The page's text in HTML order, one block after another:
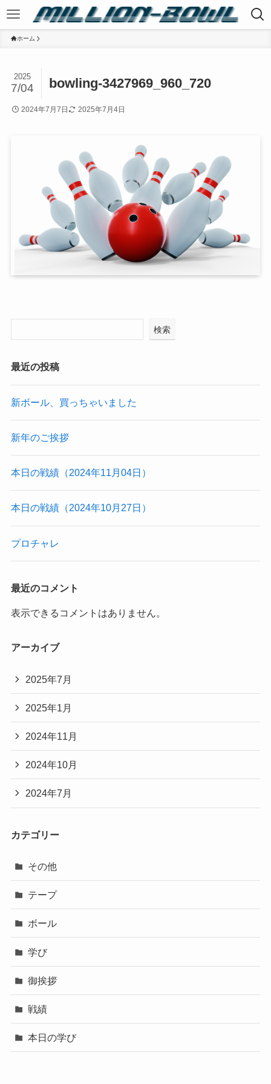
ホーム
bowling-3427969_960_720
2025
7/04
2024年7月7日 2025年7月4日
検索
最近の投稿
新ボール、買っちゃいました
新年のご挨拶
本日の戦績（2024年11月04日）
本日の戦績（2024年10月27日）
プロチャレ
最近のコメント
表示できるコメントはありません。
アーカイブ
2025年7月
2025年1月
2024年11月
2024年10月
2024年7月
カテゴリー
その他
テープ
ボール
学び
御挨拶
戦績
本日の学び